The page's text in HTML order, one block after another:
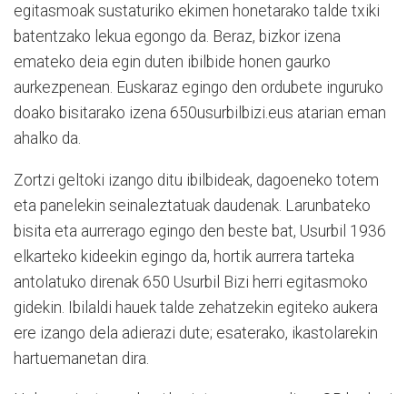
egitasmoak sustaturiko ekimen honetarako talde txiki
batentzako lekua egongo da. Beraz, bizkor izena
emateko deia egin duten ibilbide honen gaurko
aurkezpenean. Euskaraz egingo den ordubete inguruko
doako bisitarako izena 650usurbilbizi.eus atarian eman
ahalko da.
Zortzi geltoki izango ditu ibilbideak, dagoeneko totem
eta panelekin seinaleztatuak daudenak. Larunbateko
bisita eta aurrerago egingo den beste bat, Usurbil 1936
elkarteko kideekin egingo da, hortik aurrera tarteka
antolatuko direnak 650 Usurbil Bizi herri egitasmoko
gidekin. Ibilaldi hauek talde zehatzekin egiteko aukera
ere izango dela adierazi dute; esaterako, ikastolarekin
hartuemanetan dira.